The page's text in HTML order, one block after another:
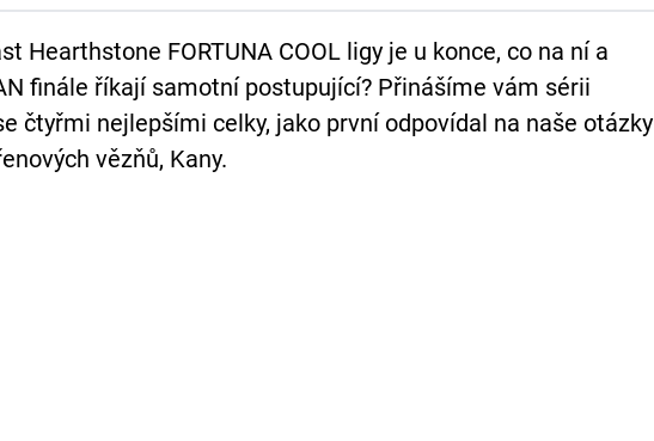
Hearthstone FORTUNA COOL ligy je u konce, co na ní a
finále říkají samotní postupující? Přinášíme vám sérii
čtyřmi nejlepšími celky, jako první odpovídal na naše otázky
vězňů, Kany.